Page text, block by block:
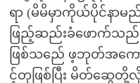
ရာ (မိမိမှာကိုယ်ပိုင်နာမ
ဖြည့်ဆည်းခံဖောက်သည်
ဖြစ်သည်ေ ဖ့ဘုတ်အကေ
င့်တုဖြစ်ပြီး မိတ်ဆွေတို့လို